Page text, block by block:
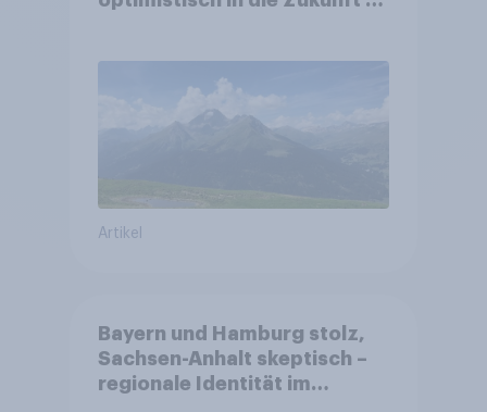
Altersvorsorge
Artikel
Bayern und Hamburg stolz,
Sachsen-Anhalt skeptisch –
regionale Identität im